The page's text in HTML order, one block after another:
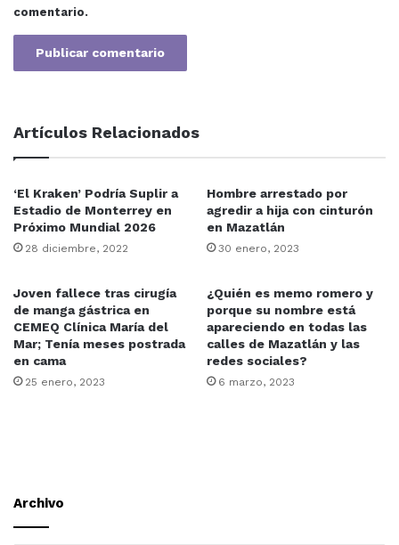
En el evento participaron además el director del Órgano
Especializado en la Ejecución de Medidas para
Adolescentes, Pablo Manjarrez Gil y el director del
Boxeo Mazatlán
comentario.
Artículos Relacionados
‘El Kraken’ Podría Suplir a
Estadio de Monterrey en
Próximo Mundial 2026
28 diciembre, 2022
Hombre arrestado por
agredir a hija con cinturón
en Mazatlán
30 enero, 2023
Joven fallece tras cirugía
de manga gástrica en
CEMEQ Clínica María del
Mar; Tenía meses postrada
en cama
25 enero, 2023
¿Quién es memo romero y
porque su nombre está
apareciendo en todas las
calles de Mazatlán y las
redes sociales?
6 marzo, 2023
Archivo